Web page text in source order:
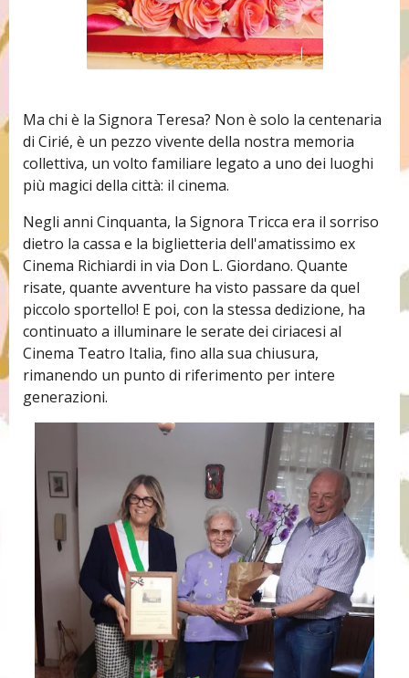
Ma chi è la Signora Teresa? Non è solo la centenaria
di Cirié, è un pezzo vivente della nostra memoria
collettiva, un volto familiare legato a uno dei luoghi
più magici della città: il cinema.
Negli anni Cinquanta, la Signora Tricca era il sorriso
dietro la cassa e la biglietteria dell'amatissimo ex
Cinema Richiardi in via Don L. Giordano. Quante
risate, quante avventure ha visto passare da quel
piccolo sportello! E poi, con la stessa dedizione, ha
continuato a illuminare le serate dei ciriacesi al
Cinema Teatro Italia, fino alla sua chiusura,
rimanendo un punto di riferimento per intere
generazioni.